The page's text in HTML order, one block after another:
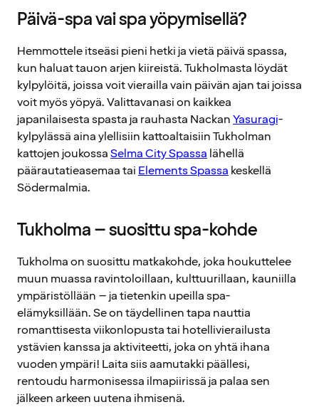
Päivä-spa vai spa yöpymisellä?
Hemmottele itseäsi pieni hetki ja vietä päivä spassa,
kun haluat tauon arjen kiireistä. Tukholmasta löydät
kylpylöitä, joissa voit vierailla vain päivän ajan tai joissa
voit myös yöpyä. Valittavanasi on kaikkea
japanilaisesta spasta ja rauhasta NackanYasuragi-
kylpylässä aina ylellisiin kattoaltaisiin Tukholman
kattojen joukossaSelma City Spassa lähellä
päärautatieasemaa tai Elements Spassa keskellä
Södermalmia.
Tukholma – suosittu spa-kohde
Tukholma on suosittu matkakohde, joka houkuttelee
muun muassa ravintoloillaan, kulttuurillaan, kauniilla
ympäristöllään – ja tietenkin upeilla spa-
elämyksillään. Se on täydellinen tapa nauttia
romanttisesta viikonlopusta tai hotellivierailusta
ystävien kanssa ja aktiviteetti, joka on yhtä ihana
vuoden ympäri! Laita siis aamutakki päällesi,
rentoudu harmonisessa ilmapiirissä ja palaa sen
jälkeen arkeen uutena ihmisenä.